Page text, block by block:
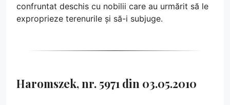
confruntat deschis cu nobilii care au urmărit să le
exproprieze terenurile și să-i subjuge.
Haromszek, nr. 5971 din 03.05.2010